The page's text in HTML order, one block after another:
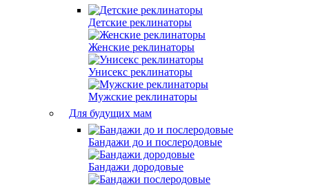
Детские реклинаторы
Женские реклинаторы
Унисекс реклинаторы
Мужские реклинаторы
Для будущих мам
Бандажи до и послеродовые
Бандажи дородовые